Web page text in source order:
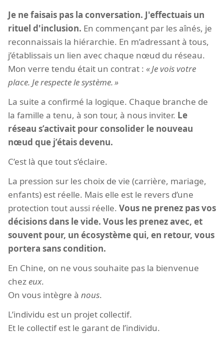
Je ne faisais pas la conversation. J'effectuais un
rituel d'inclusion. En commençant par les aînés, je
reconnaissais la hiérarchie. En m’adressant à tous,
j’établissais un lien avec chaque nœud du réseau.
Mon verre tendu était un contrat :
Je vois votre
place. Je respecte le système.
La suite a confirmé la logique. Chaque branche de
la famille a tenu, à son tour, à nous inviter. Le
réseau s’activait pour consolider le nouveau
nœud que j’étais devenu.
C’est là que tout s’éclaire.
La pression sur les choix de vie (carrière, mariage,
enfants) est réelle. Mais elle est le revers d’une
protection tout aussi réelle. Vous ne prenez pas vos
décisions dans le vide. Vous les prenez avec, et
souvent pour, un écosystème qui, en retour, vous
portera sans condition.
En Chine, on ne vous souhaite pas la bienvenue
chezeux.
On vous intègre à nous.
L’individu est un projet collectif.
Et le collectif est le garant de l’individu.